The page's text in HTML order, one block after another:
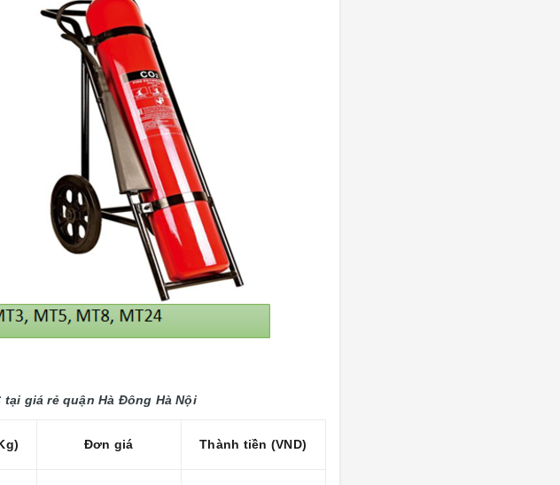
tại giá rẻ quận Hà Đông Hà Nội
Đơn giá Thành tiền (VND)